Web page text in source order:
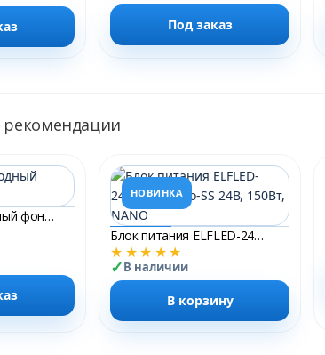
Под заказ
R1-L3 Светодиодный фонарь
НОВИНКА
Блок питания ELFLED-24150-BEnano-SS 24В, 150Вт, NANO
★★★★★
В наличии
В корзину